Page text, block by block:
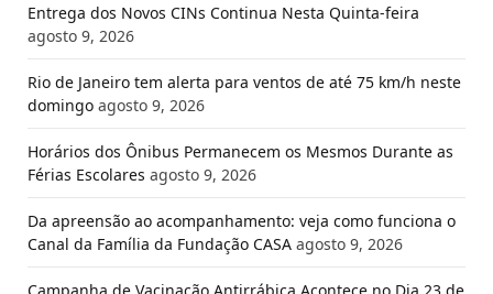
Entrega dos Novos CINs Continua Nesta Quinta-feira
agosto 9, 2026
Rio de Janeiro tem alerta para ventos de até 75 km/h neste
domingo agosto 9, 2026
Horários dos Ônibus Permanecem os Mesmos Durante as
Férias Escolares agosto 9, 2026
Da apreensão ao acompanhamento: veja como funciona o
Canal da Família da Fundação CASA agosto 9, 2026
Campanha de Vacinação Antirrábica Acontece no Dia 23 de